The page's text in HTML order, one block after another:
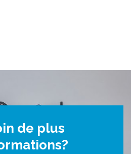
de plus